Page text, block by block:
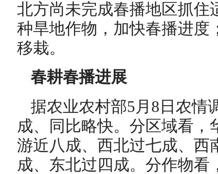
北方尚未完成春播地区抓住
种旱地作物，加快春播进度
移栽。
春耕春播进展
据农业农村部5月8日农情
成、同比略快。分区域看，
游近八成、西北过七成、西
成、东北过四成。分作物看